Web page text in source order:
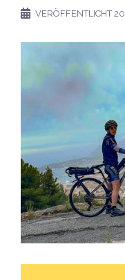
VERÖFFENTLICHT